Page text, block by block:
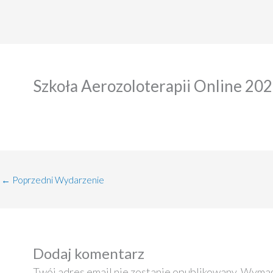
Szkoła Aerozoloterapii Online
← Poprzedni Wydarzenie
Dodaj komentarz